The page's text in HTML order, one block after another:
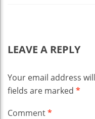
LEAVE A REPLY
Your email address
fields are marked *
Comment*